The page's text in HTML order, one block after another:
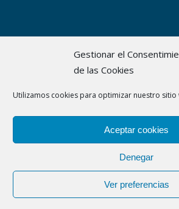
Gestionar el
de las Cookies
Utilizamos cookies para optimizar nuestro sitio
Aceptar cookies
Denegar
Ver preferencias